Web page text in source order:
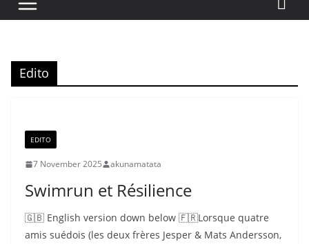
Edito
EDITO
7 November 2025 akunamatata
Swimrun et Résilience
🇬🇧 English version down below 🇫🇷Lorsque quatre
amis suédois (les deux frères Jesper & Mats Andersson,